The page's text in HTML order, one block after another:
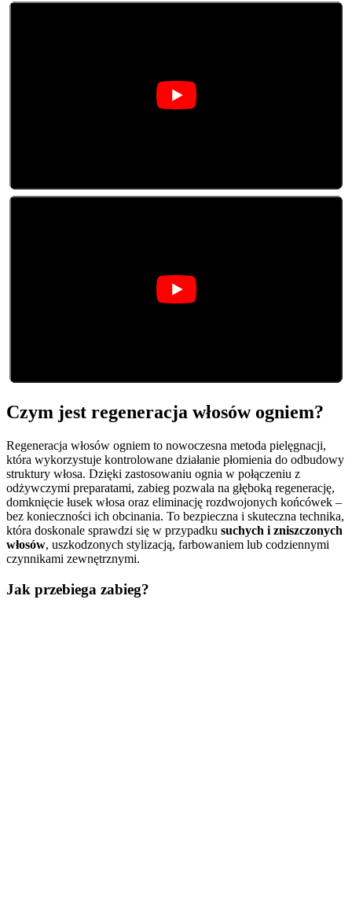
Czym jest regeneracja włosów ogniem?
Regeneracja włosów ogniem to nowoczesna metoda pielęgnacji,
która wykorzystuje kontrolowane działanie płomienia do odbudowy
struktury włosa. Dzięki zastosowaniu ognia w połączeniu z
odżywczymi preparatami, zabieg pozwala na głęboką regenerację,
domknięcie łusek włosa oraz eliminację rozdwojonych końcówek –
bez konieczności ich obcinania. To bezpieczna i skuteczna technika,
która doskonale sprawdzi się w przypadku suchych i zniszczonych
włosów, uszkodzonych stylizacją, farbowaniem lub codziennymi
czynnikami zewnętrznymi.
Jak przebiega zabieg?